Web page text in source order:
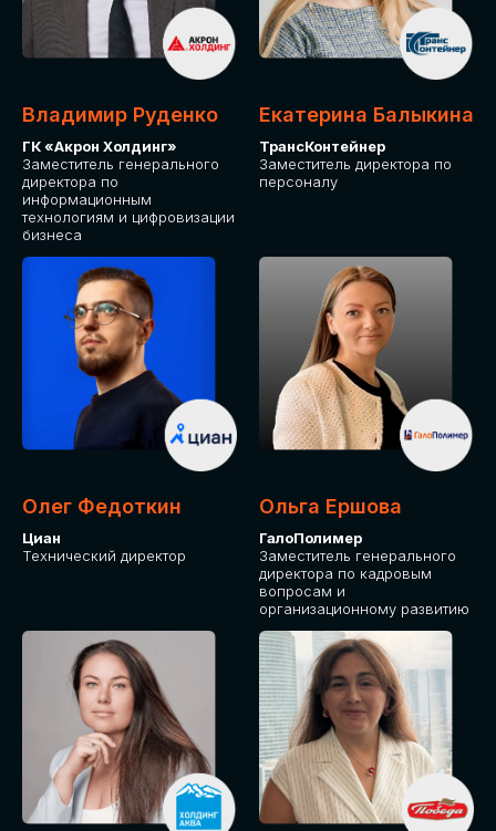
Владимир Руденко
ГК «Акрон Холдинг»
Заместитель генерального
директора по
информационным
технологиям и цифровизации
бизнеса
Екатерина Балыкина
ТрансКонтейнер
Заместитель директора по
персоналу
Олег Федоткин
Циан
Технический директор
Ольга Ершова
ГалоПолимер
Заместитель генерального
директора по кадровым
вопросам и
организационному развитию